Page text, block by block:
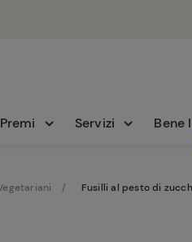
Servizi Bene
Fusilli al pesto di